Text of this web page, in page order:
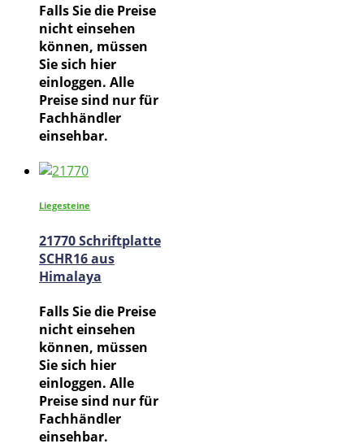
Falls Sie die Preise
nicht einsehen
können, müssen
Sie sich hier
einloggen. Alle
Preise sind nur für
Fachhändler
einsehbar.
Liegesteine
21770 Schriftplatte
SCHR16 aus
Himalaya
Falls Sie die Preise
nicht einsehen
können, müssen
Sie sich hier
einloggen. Alle
Preise sind nur für
Fachhändler
einsehbar.